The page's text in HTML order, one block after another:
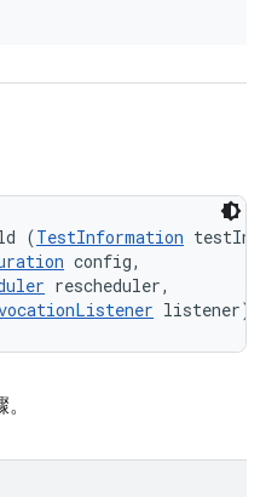
(TestInformation
config,
rescheduler,
listener)